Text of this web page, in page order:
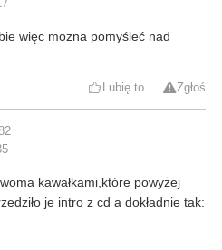
więc mozna pomyśleć nad
Lubię to Zgłoś
kawałkami,które powyżej
je intro z cd a dokładnie tak: